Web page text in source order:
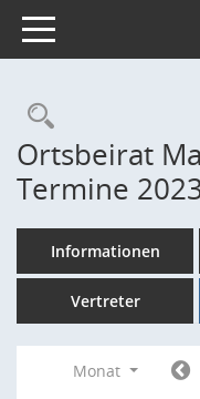
Toggle navigation
Ortsbeirat
Termine
Informationen
Vertreter
Monat